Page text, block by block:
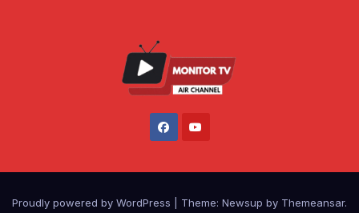
Proudly powered by WordPress Theme: Newsup by Themeansar.